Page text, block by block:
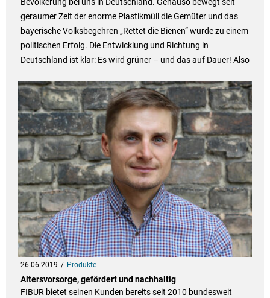
Bevölkerung bei uns in Deutschland. Genauso bewegt seit
geraumer Zeit der enorme Plastikmüll die Gemüter und das
bayerische Volksbegehren „Rettet die Bienen“ wurde zu einem
politischen Erfolg. Die Entwicklung und Richtung in
Deutschland ist klar: Es wird grüner – und das auf Dauer! Also
26.06.2019 Produkte
Altersvorsorge, gefördert und nachhaltig
FIBUR bietet seinen Kunden bereits seit 2010 bundesweit